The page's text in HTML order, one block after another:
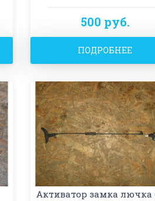
500 руб.
ПОДРОБНЕЕ
Активатор замка лючка